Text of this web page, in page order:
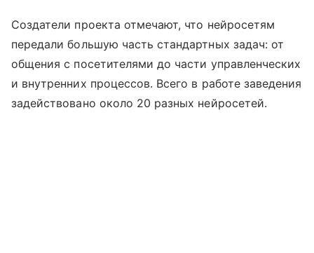
Создатели проекта отмечают, что нейросетям
передали большую часть стандартных задач: от
общения с посетителями до части управленческих
и внутренних процессов. Всего в работе заведения
задействовано около 20 разных нейросетей.